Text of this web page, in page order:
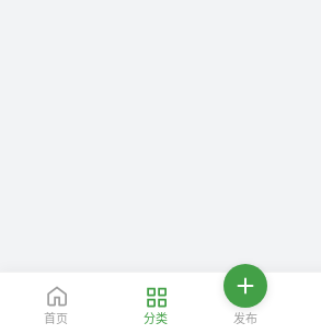
首页 分类 发布